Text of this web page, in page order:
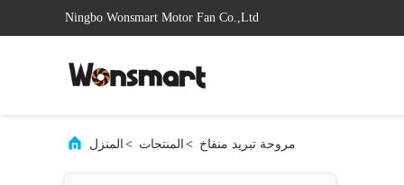
Ningbo Wonsmart Motor Fan Co.,Ltd
المنزل > المنتجات > مروحة تبريد منفاخ